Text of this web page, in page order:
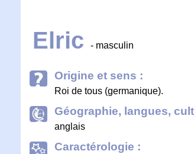
Elric - masculin
Origine et sens :
Roi de tous (germanique).
Géographie, langues,
anglais
Caractérologie :